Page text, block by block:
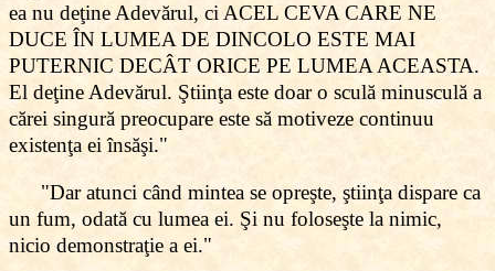
ea nu deţine Adevărul, ci ACEL CEVA CARE NE
DUCE ÎN LUMEA DE DINCOLO ESTE MAI
PUTERNIC DECÂT ORICE PE LUMEA ACEASTA.
El deţine Adevărul. Ştiinţa este doar o sculă minusculă a
cărei singură preocupare este să motiveze continuu
existenţa ei însăşi."
"Dar atunci când mintea se opreşte, ştiinţa dispare ca
un fum, odată cu lumea ei. Şi nu foloseşte la nimic,
nicio demonstraţie a ei."